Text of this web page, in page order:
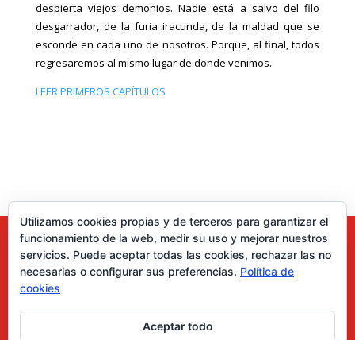
despierta viejos demonios. Nadie está a salvo del filo
desgarrador, de la furia iracunda, de la maldad que se
esconde en cada uno de nosotros. Porque, al final, todos
regresaremos al mismo lugar de donde venimos.
LEER PRIMEROS CAPÍTULOS
0 elementos
Utilizamos cookies propias y de terceros para garantizar el
funcionamiento de la web, medir su uso y mejorar nuestros
servicios. Puede aceptar todas las cookies, rechazar las no
necesarias o configurar sus preferencias. Política de
cookies
Aceptar todo